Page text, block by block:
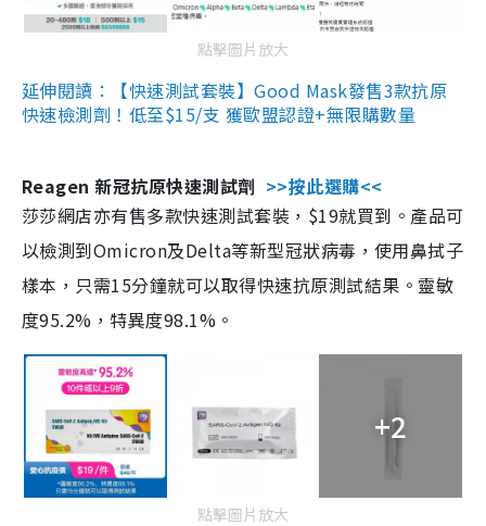
點擊圖片放大
延伸閱讀：【快速測試套裝】Good Mask發售3款抗原
快速檢測劑！低至$15/支 獲歐盟認證+無限購數量
Reagen 新冠抗原快速測試劑 >>按此選購<<
莎莎網店亦有售多款快速測試套裝，$19就買到。產品可
以檢測到Omicron及Delta等新型冠狀病毒，使用鼻拭子
樣本，只需15分鐘就可以取得快速抗原測試結果。靈敏
度95.2%，特異度98.1%。
+2
點擊圖片放大